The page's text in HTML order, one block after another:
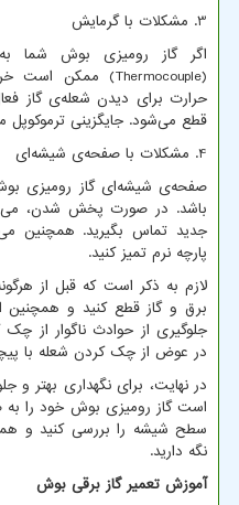
3. مشکلات با گرمایش
اگر گاز رومیزی بوش شما
(
Thermocouple) ممکن است
حرارت برای دیدن شعله‌ی گاز
قطع می‌شود. جایگزینی
4. مشکلات با صفحه‌ی شیشه‌ای
صفحه‌ی شیشه‌ای گاز رومیزی
باشد. در صورت پخش شدن، می
جدید تماس بگیرید. همچنین
پارچه نرم تمیز کنید.
لازم به ذکر است که قبل از
برق و گاز قطع کنید و همچنین
جلوگیری از حوادث ناگوار از
در عوض از چک کردن شعله با
در نهایت، برای نگهداری بهتر و
است گاز رومیزی بوش خود را به
سطح شیشه را بررسی کنید و
نگه دارید.
آموزش تعمیر گاز برقی بوش